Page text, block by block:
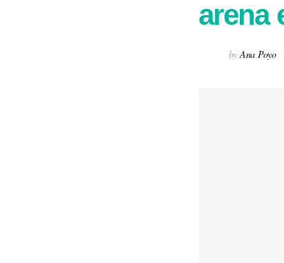
arena
by Ana Poyo